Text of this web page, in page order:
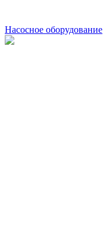
Насосное оборудование